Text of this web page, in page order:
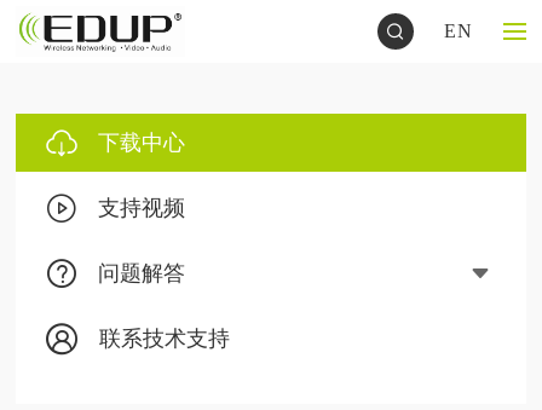
EN
下载中心
支持视频
问题解答
联系技术支持